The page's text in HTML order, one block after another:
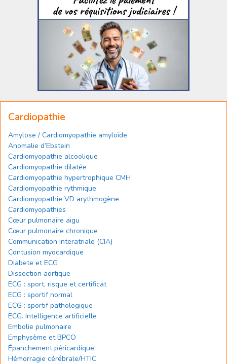
Cardiopathie
Amylose / Cardiomyopathie amyloïde
Anomalie d’Ebstein
Cardiomyopathie alcoolique
Cardiomyopathie dilatée
Cardiomyopathie hypertrophique CMH
Cardiomyopathie rythmique
Cardiomyopathie VD arythmogène
Cardiomyopathies
Cœur pulmonaire aigu
Cœur pulmonaire chronique
Communication interatriale (CIA)
Contusion myocardique
Diabete et ECG
Dissection aortique
ECG : sport, risque et certificat
ECG : sportif normal
ECG : sportif pathologique
ECG. Intelligence artificielle
Embolie pulmonaire
Emphysème et BPCO
Épanchement péricardique
Hémorragie cérébrale/HTIC